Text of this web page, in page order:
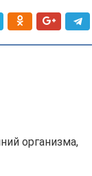
организма,